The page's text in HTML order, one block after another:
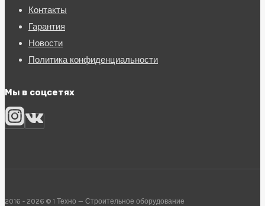
Контакты
Гарантия
Новости
Политика конфиденциальности
Мы в соцсетях
2016 - 2026 © 1 Техно — Строительное оборудование